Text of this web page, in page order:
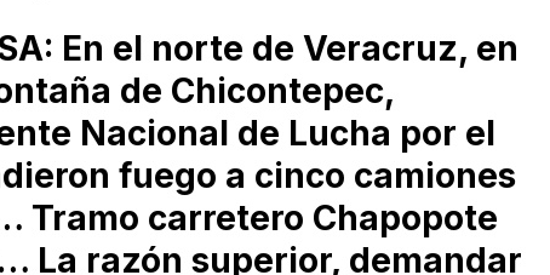
En el norte de Veracruz, en
de Chicontepec,
Nacional de Lucha por el
fuego a cinco camiones
Tramo carretero Chapopote
La razón superior, demandar